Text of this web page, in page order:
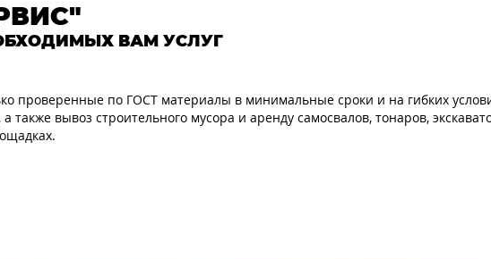
ВАМ УСЛУГ
проверенные по ГОСТ материалы в минимальные сроки и на гибких
вывоз строительного мусора и аренду самосвалов, тонаров,